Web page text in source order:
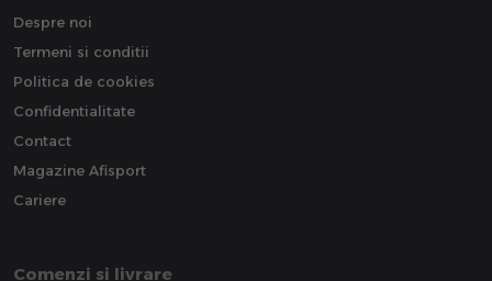
Despre noi
Termeni si conditii
Politica de cookies
Confidentialitate
Contact
Magazine Afisport
Cariere
Comenzi si livrare